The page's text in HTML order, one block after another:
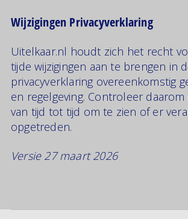
Wijzigingen Privacyverklaring
Uitelkaar.nl houdt zich het recht
tijde wijzigingen aan te brengen in
privacyverklaring overeenkomstig
en regelgeving. Controleer
van tijd tot tijd om te zien of er
opgetreden.
Versie 27 maart 2026